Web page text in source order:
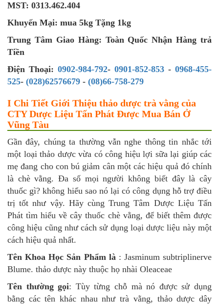
MST: 0313.462.404
Khuyến Mại: mua 5kg Tặng 1kg
Trung Tâm Giao Hàng: Toàn Quốc Nhận Hàng trả
Tiền
Điện Thoại: 0902-984-792- 0901-852-853 - 0968-455-
525- (028)62576679 - (08)66-758-279
I Chi Tiết Giới Thiệu thảo dược trà vằng của
CTY Dược Liệu Tấn Phát Được Mua Bán Ở
Vũng Tàu
Gần đây, chúng ta thường vẫn nghe thông tin nhắc tới
một loại thảo dược vừa có công hiệu lợi sữa lại giúp các
mẹ đang cho con bú giảm cân một các hiệu quả đó chính
là chè vằng. Đa số mọi người không biết đây là cây
thuốc gì? không hiểu sao nó lại có công dụng hỗ trợ điều
trị tốt như vậy. Hãy cùng Trung Tâm Dược Liệu Tấn
Phát tìm hiểu về cây thuốc chè vằng, để biết thêm được
công hiệu cũng như cách sử dụng loại dược liệu này một
cách hiệu quả nhất.
Tên Khoa Học Sản Phẩm là: Jasminum subtriplinerve
Blume. thảo dược này thuộc họ nhài Oleaceae
Tên thường gọi: Tùy từng chỗ mà nó được sử dụng
bằng các tên khác nhau như trà vằng, thảo dược dây